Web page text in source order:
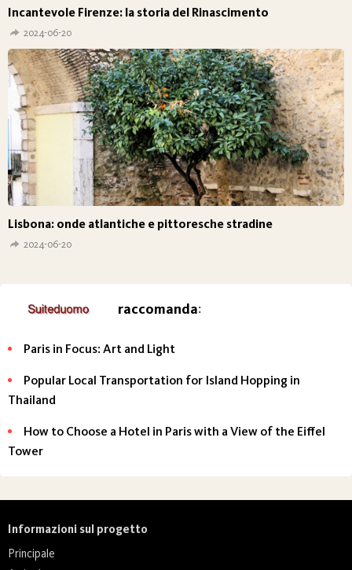
Incantevole Firenze: la storia del Rinascimento
2024-06-20
Lisbona: onde atlantiche e pittoresche stradine
2024-06-20
raccomanda:
Paris in Focus: Art and Light
Popular Local Transportation for Island Hopping in
Thailand
How to Choose a Hotel in Paris with a View of the Eiffel
Tower
Informazioni sul progetto
Principale